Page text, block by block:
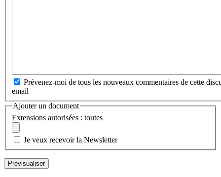
Prévenez-moi de tous les nouveaux commentaires de cette
email
Ajouter un document
Extensions autorisées : toutes
Je veux recevoir la Newsletter